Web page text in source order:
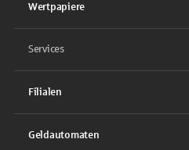
Wertpapiere
Services
Filialen
Geldautomaten